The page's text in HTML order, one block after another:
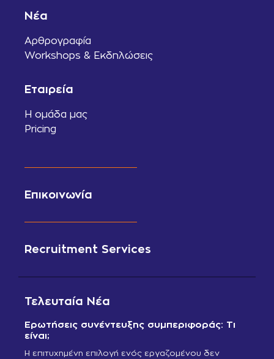
Νέα
Αρθρογραφία
Workshops & Εκδηλώσεις
Εταιρεία
Η ομάδα μας
Pricing
Επικοινωνία
Recruitment Services
Τελευταία Νέα
Ερωτήσεις συνέντευξης συμπεριφοράς: Τι
είναι;
Η επιτυχημένη επιλογή ενός εργαζομένου δεν